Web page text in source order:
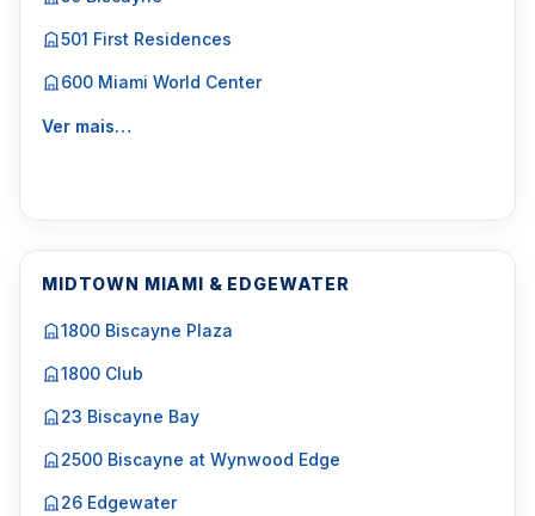
501 First Residences
600 Miami World Center
Ver mais…
MIDTOWN MIAMI & EDGEWATER
1800 Biscayne Plaza
1800 Club
23 Biscayne Bay
2500 Biscayne at Wynwood Edge
26 Edgewater